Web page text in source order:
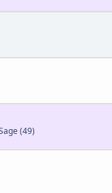
(49)